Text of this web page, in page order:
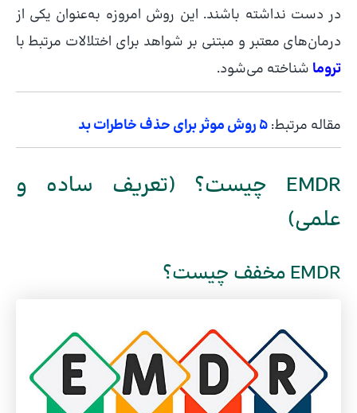
در دست نداشته باشند. این روش امروزه به‌عنوان یکی از
درمان‌های معتبر و مبتنی بر شواهد برای اختلالات مرتبط با
تروما شناخته می‌شود.
مقاله مرتبط:5 روش موثر برای حذف خاطرات بد
EMDR چیست؟ (تعریف ساده و
علمی)
EMDR مخفف چیست؟